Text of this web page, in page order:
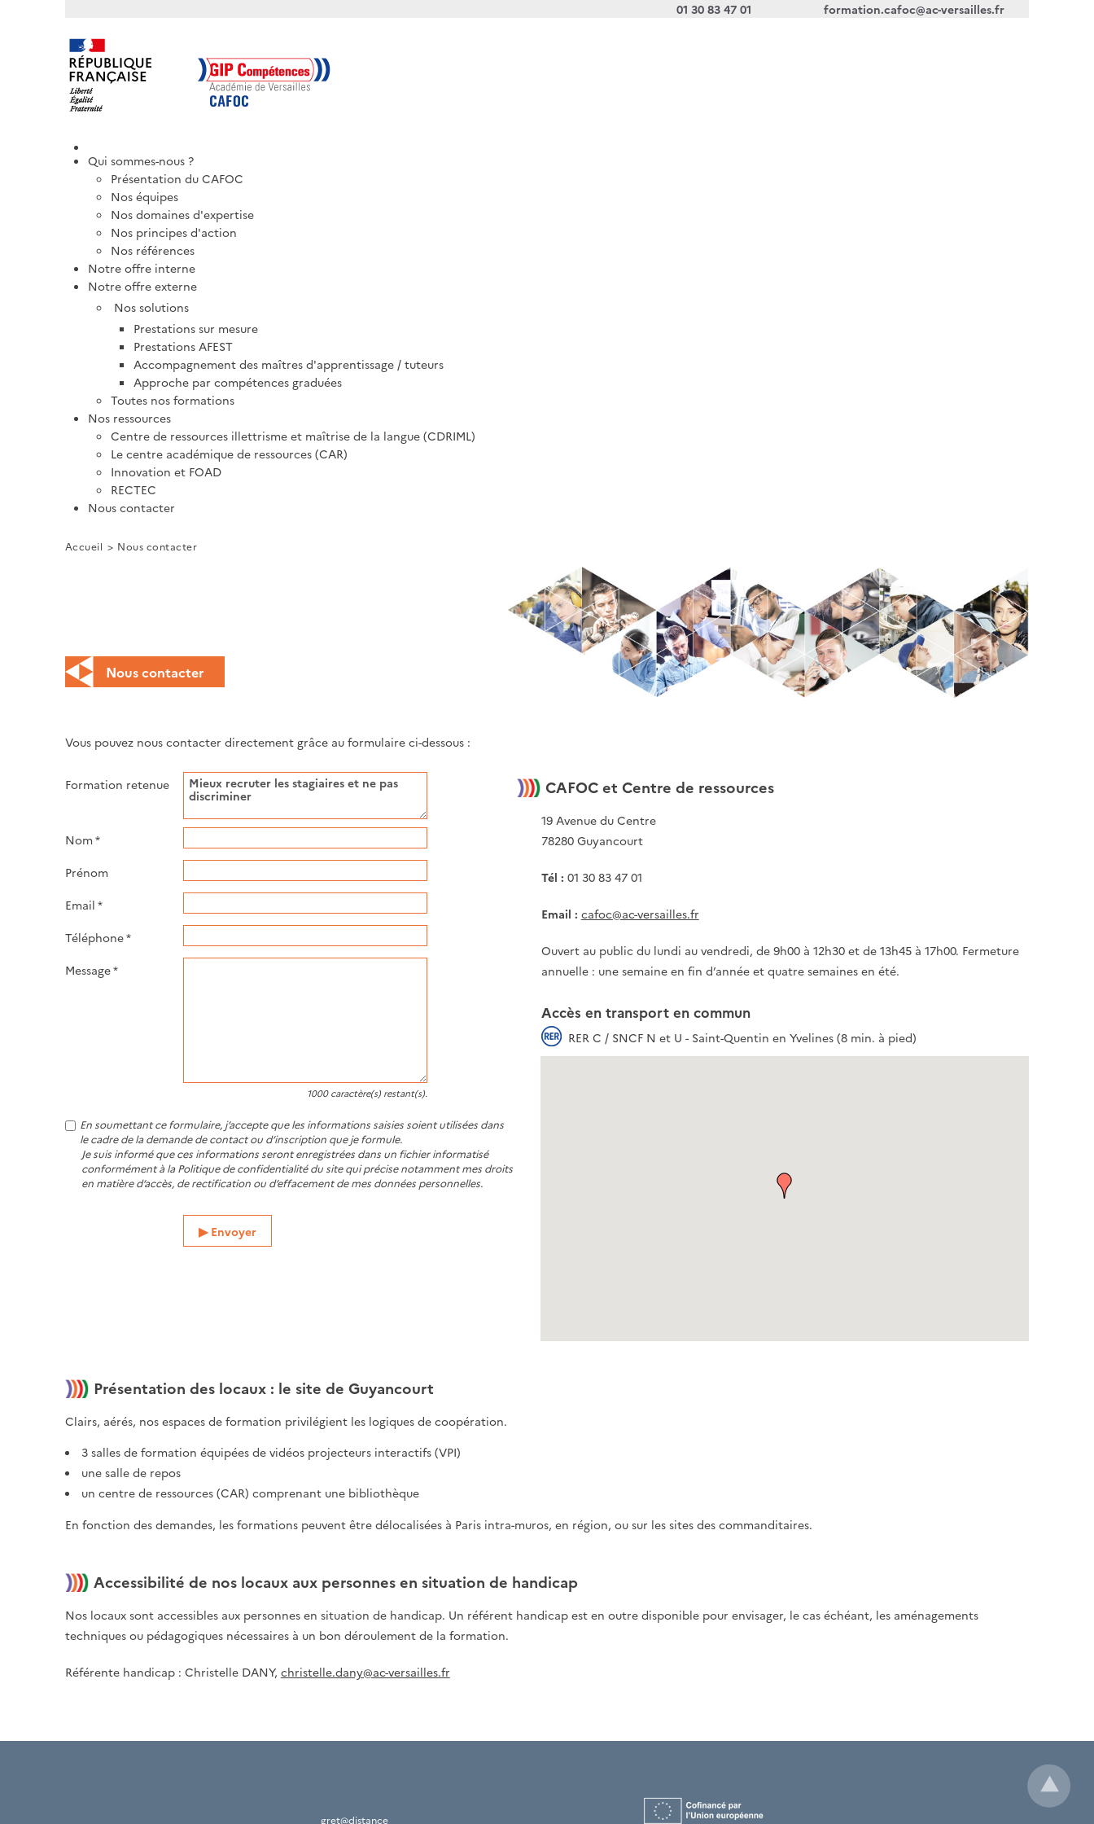
01 30 83 47 01 formation.cafoc@ac-versailles.fr
Qui sommes-nous ?
Présentation du CAFOC
Nos équipes
Nos domaines d'expertise
Nos principes d'action
Nos références
Notre offre interne
Notre offre externe
Nos solutions
Prestations sur mesure
Prestations AFEST
Accompagnement des maîtres d'apprentissage / tuteurs
Approche par compétences graduées
Toutes nos formations
Nos ressources
Centre de ressources illettrisme et maîtrise de la langue (CDRIML)
Le centre académique de ressources (CAR)
Innovation et FOAD
RECTEC
Nous contacter
Accueil Nous contacter
Nous contacter
Vous pouvez nous contacter directement grâce au formulaire ci-dessous :
Formation retenue
Nom *
Prénom
Email *
Téléphone*
Message*
1000caractère(s) restant(s).
En soumettant ce formulaire, j’accepte que les informations saisies soient utilisées dans
le cadre de la demande de contact ou d’inscription que je formule.
Je suis informé que ces informations seront enregistrées dans un fichier informatisé
conformément à la Politique de confidentialité du site qui précise notamment mes droits
en matière d’accès, de rectification ou d’effacement de mes données personnelles.
Envoyer
CAFOC et Centre de ressources
19 Avenue du Centre
78280 Guyancourt
Tél : 01 30 83 47 01
Email : cafoc@ac-versailles.fr
Ouvert au public du lundi au vendredi, de 9h00 à 12h30 et de 13h45 à 17h00. Fermeture
annuelle : une semaine en fin d’année et quatre semaines en été.
Accès en transport en commun
RER C / SNCF N et U - Saint-Quentin en Yvelines (8 min. à pied)
Présentation des locaux : le site de Guyancourt
Clairs, aérés, nos espaces de formation privilégient les logiques de coopération.
3 salles de formation équipées de vidéos projecteurs interactifs (VPI)
une salle de repos
un centre de ressources (CAR) comprenant une bibliothèque
En fonction des demandes, les formations peuvent être délocalisées à Paris intra-muros, en région, ou sur les sites des commanditaires.
Accessibilité de nos locaux aux personnes en situation de handicap
Nos locaux sont accessibles aux personnes en situation de handicap. Un référent handicap est en outre disponible pour envisager, le cas échéant, les aménagements
techniques ou pédagogiques nécessaires à un bon déroulement de la formation.
Référente handicap : Christelle DANY, christelle.dany@ac-versailles.fr
gret@distance